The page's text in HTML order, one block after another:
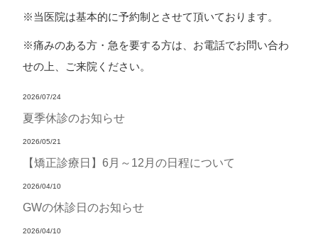
※当医院は基本的に予約制とさせて頂いております。
※痛みのある方・急を要する方は、お電話でお問い合わ
せの上、ご来院ください。
2026/07/24
夏季休診のお知らせ
2026/05/21
【矯正診療日】6月～12月の日程について
2026/04/10
GWの休診日のお知らせ
2026/04/10